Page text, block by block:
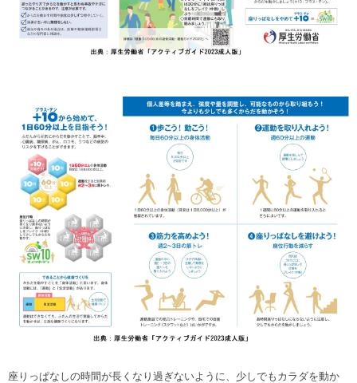
座りっぱなしの時間が長くなり過ぎないように、少しでもカラダを動か